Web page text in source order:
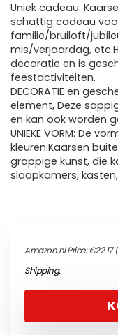
Uniek cadeau:
schattig cadeau
familie/bruiloft/
mis/verjaardag,
decoratie en is
feestactiviteiten.
DECORATIE en
element, Deze
en kan ook worden
UNIEKE VORM: De
kleuren.Kaarsen
grappige kunst, die
slaapkamers,
Amazon.nl Price:€22.17
Shipping.